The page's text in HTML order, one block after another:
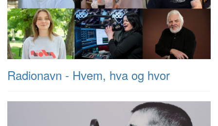
Radionavn - Hvem, hva og hvor